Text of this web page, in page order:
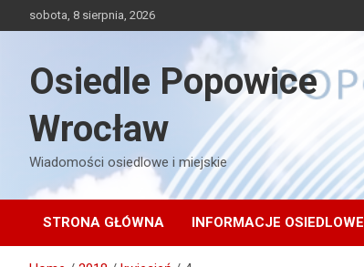
to
sobota, 8 sierpnia, 2026
Osiedle Popowice
Wrocław
Wiadomości osiedlowe i miejskie
STRONA GŁÓWNA INFORMACJE OSIEDLOWE